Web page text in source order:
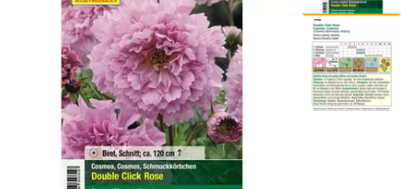
Zum vorigen Bild Zum nächsten Bild